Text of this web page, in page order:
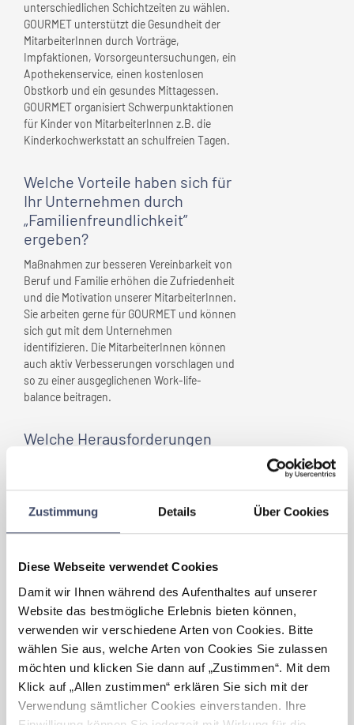
Zustimmung Details Über Cookies
Diese Webseite verwendet Cookies
Damit wir Ihnen während des Aufenthaltes auf unserer
Website das bestmögliche Erlebnis bieten können,
verwenden wir verschiedene Arten von Cookies. Bitte
wählen Sie aus, welche Arten von Cookies Sie zulassen
möchten und klicken Sie dann auf „Zustimmen“. Mit dem
Klick auf „Allen zustimmen“ erklären Sie sich mit der
Verwendung sämtlicher Cookies einverstanden. Ihre
unterschiedlichen Schichtzeiten zu wählen.
GOURMET unterstützt die Gesundheit der
MitarbeiterInnen durch Vorträge,
Impfaktionen, Vorsorgeuntersuchungen, ein
Apothekenservice, einen kostenlosen
Obstkorb und ein gesundes Mittagessen.
GOURMET organisiert Schwerpunktaktionen
für Kinder von MitarbeiterInnen z.B. die
Kinderkochwerkstatt an schulfreien Tagen.
Welche Vorteile haben sich für
Ihr Unternehmen durch
„Familienfreundlichkeit”
ergeben?
Maßnahmen zur besseren Vereinbarkeit von
Beruf und Familie erhöhen die Zufriedenheit
und die Motivation unserer MitarbeiterInnen.
Sie arbeiten gerne für GOURMET und können
sich gut mit dem Unternehmen
identifizieren. Die MitarbeiterInnen können
auch aktiv Verbesserungen vorschlagen und
so zu einer ausgeglichenen Work-life-
balance beitragen.
Welche Herausforderungen
Unternehmenergeben?
Eine große Herausforderung ist es,
regelmäßig und stetig an der Verbesserung
die MitarbeiterInnen aktiv in diesen Prozess
einzubeziehen. Ein großes Anliegen ist es
uns, dass Alle im Unternehmen die Vorgaben
hinsichtlich Diversity-Management,
Gleichstellung von Frauen und älteren
MitarbieterInnen auch tatsächlich annehmen
und im Alltag leben.
Was bedeutet